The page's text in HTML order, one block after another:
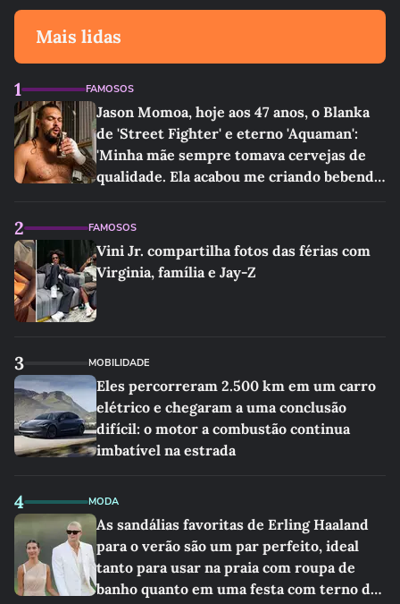
Mais lidas
1 FAMOSOS
Jason Momoa, hoje aos 47 anos, o Blanka
de 'Street Fighter' e eterno 'Aquaman':
'Minha mãe sempre tomava cervejas de
qualidade. Ela acabou me criando bebendo
2 FAMOSOS
Vini Jr. compartilha fotos das férias com
Virginia, família e Jay-Z
3 MOBILIDADE
Eles percorreram 2.500 km em um carro
elétrico e chegaram a uma conclusão
difícil: o motor a combustão continua
imbatível na estrada
4 MODA
As sandálias favoritas de Erling Haaland
para o verão são um par perfeito, ideal
tanto para usar na praia com roupa de
banho quanto em uma festa com terno de